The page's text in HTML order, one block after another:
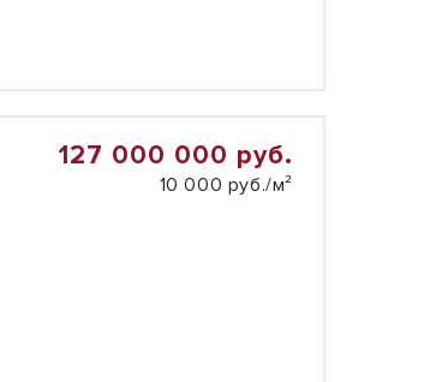
127 000 000 руб.
10 000 руб./м²